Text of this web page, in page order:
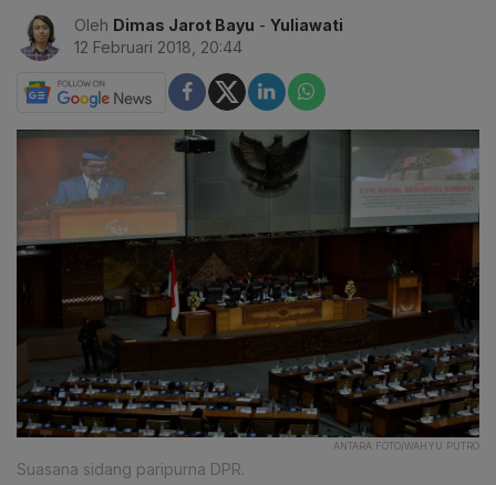
Oleh Dimas Jarot Bayu - Yuliawati
12 Februari 2018, 20:44
ANTARA FOTO/WAHYU PUTRO
Suasana sidang paripurna DPR.